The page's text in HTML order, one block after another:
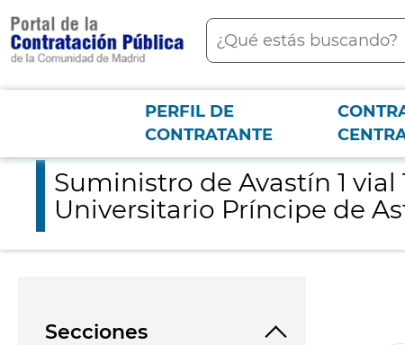
contenido
principal
Buscar
Menú PCON
PERFIL DE
CONTRATANTE
Suministro de Avastín 1 vial 100mg y Avastín 1 vial 400mg
Suministro de Avastín 1
Universitario Príncipe de
Secciones